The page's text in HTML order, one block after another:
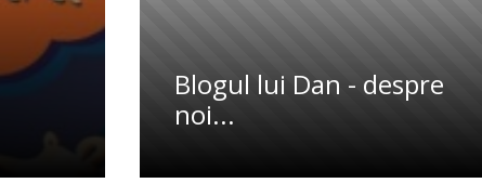
Blogul lui Dan - despre
noi...